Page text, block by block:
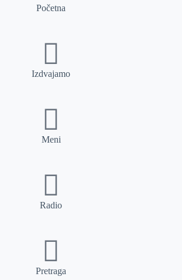
Početna
Izdvajamo
Meni
Radio
Pretraga